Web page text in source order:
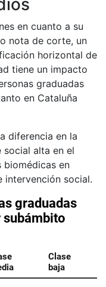
en cuanto a su
nota de corte, un
horizontal de
tiene un impacto
graduadas
en Cataluña
diferencia en la
social alta en el
biomédicas en
intervención social.